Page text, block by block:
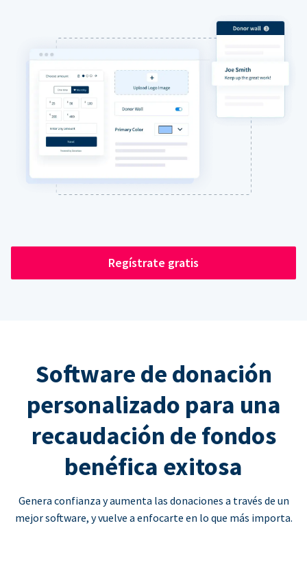
Regístrate gratis
Software de donación
personalizado para una
recaudación de fondos
benéfica exitosa
Genera confianza y aumenta las donaciones a través de un
mejor software, y vuelve a enfocarte en lo que más importa.